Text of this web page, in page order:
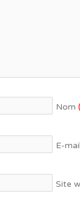
Nom
E-mail
Site